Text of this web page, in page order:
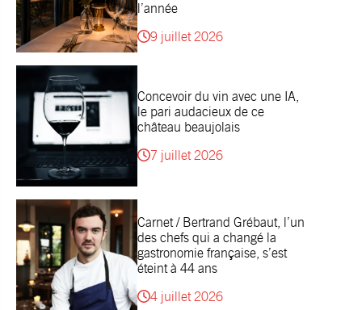
l’année
9 juillet 2026
Concevoir du vin avec une IA,
le pari audacieux de ce
château beaujolais
7 juillet 2026
Carnet / Bertrand Grébaut, l’un
des chefs qui a changé la
gastronomie française, s’est
éteint à 44 ans
4 juillet 2026